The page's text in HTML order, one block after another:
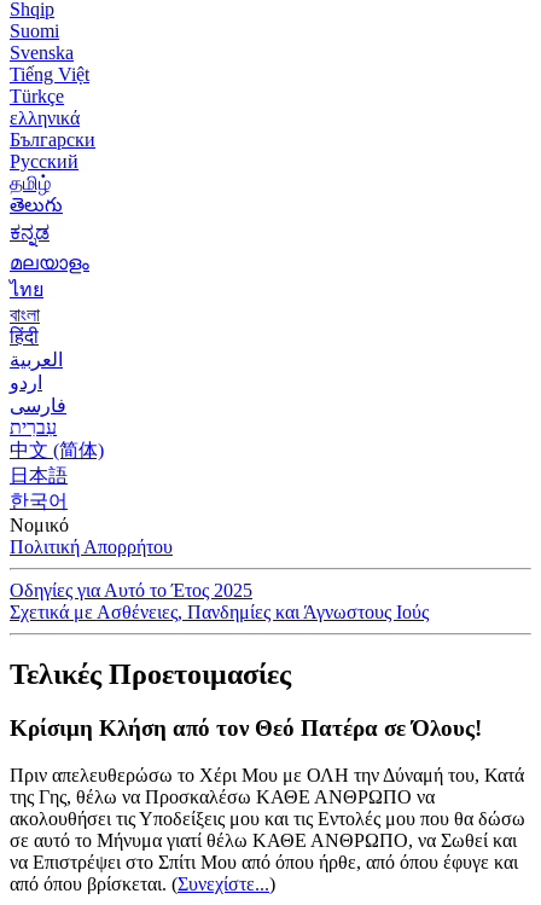
Shqip
Suomi
Svenska
Tiếng Việt
Türkçe
ελληνικά
Български
Русский
தமிழ்
తెలుగు
ಕನ್ನಡ
മലയാളം
ไทย
বাংলা
हिंदी
العربية
اردو
فارسی
עִברִית
中文 (简体)
日本語
한국어
Νομικό
Πολιτική Απορρήτου
Οδηγίες για Αυτό το Έτος 2025
Σχετικά με Ασθένειες, Πανδημίες και Άγνωστους Ιούς
Τελικές Προετοιμασίες
Κρίσιμη Κλήση από τον Θεό Πατέρα σε Όλους!
Πριν απελευθερώσω το Χέρι Μου με ΟΛΗ την Δύναμή του, Κατά
της Γης, θέλω να Προσκαλέσω ΚΑΘΕ ΑΝΘΡΩΠΟ να
ακολουθήσει τις Υποδείξεις μου και τις Εντολές μου που θα δώσω
σε αυτό το Μήνυμα γιατί θέλω ΚΑΘΕ ΑΝΘΡΩΠΟ, να Σωθεί και
να Επιστρέψει στο Σπίτι Μου από όπου ήρθε, από όπου έφυγε και
από όπου βρίσκεται. (Συνεχίστε...)